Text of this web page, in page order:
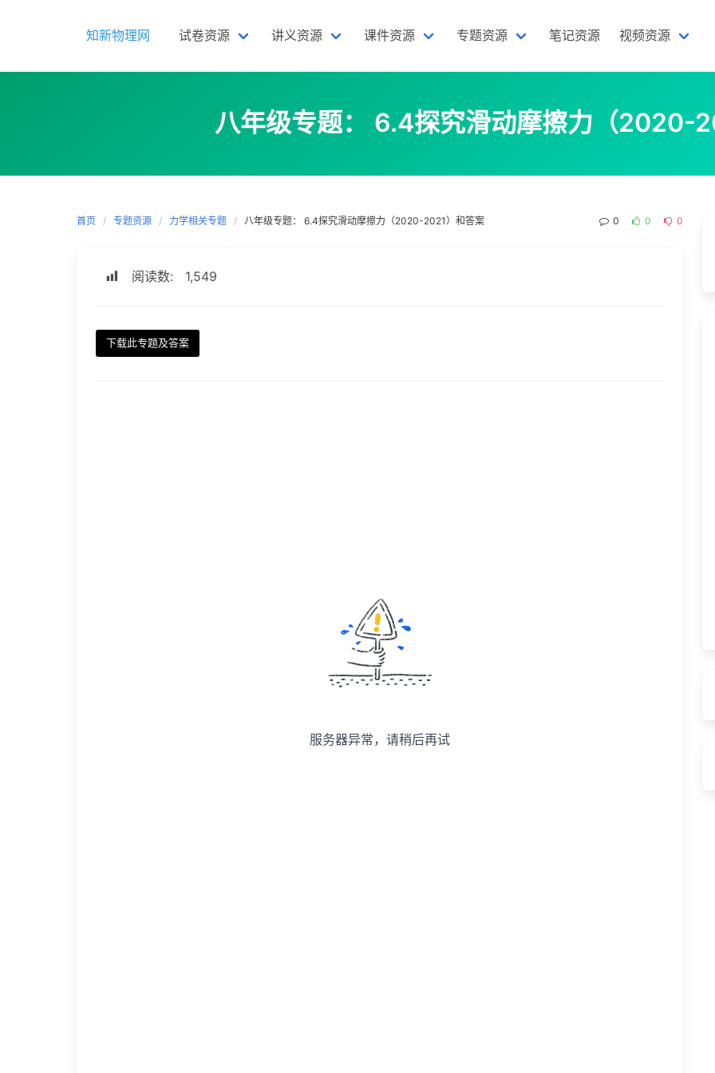
知新物理网 试卷资源 讲义资源 课件资源 专题资源 笔记资源 视频资源
八年级专题： 6.4探究滑动摩擦力（2020-
首页 专题资源 力学相关专题 八年级专题： 6.4探究滑动摩擦力（2020-2021）和答案 0 0 0
阅读数: 1,549
下载此专题及答案